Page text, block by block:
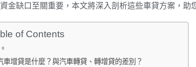
金缺口至關重要，本文將深入剖析這些車貸方案，助
of Contents
車增貸是什麼？與汽車轉貸、轉增貸的差別？